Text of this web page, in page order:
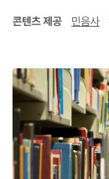
콘텐츠 제공 민음사